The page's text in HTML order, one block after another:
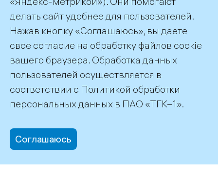
Пресс-служба ТГК-1
press@tgc1.ru
©2026 ПАО «ТГК–1»
office@tgc1.ru
делать сайт удобнее для пользователей.
Нажав кнопку «Соглашаюсь», вы даете
свое согласие на обработку файлов cookie
вашего браузера. Обработка данных
пользователей осуществляется в
соответствии с Политикой обработки
персональных данных в ПАО «ТГК–1».
Соглашаюсь